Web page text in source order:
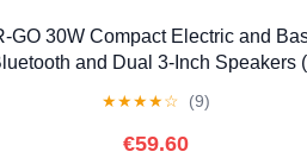
GO 30W Compact Electric and
and Dual 3-Inch Speakers
★★★★☆ (9)
€59.60